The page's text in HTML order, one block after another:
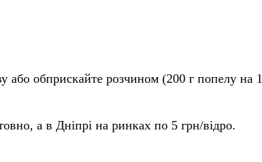
або обприскайте розчином (200 г попелу на
а в Дніпрі на ринках по 5 грн/відро.